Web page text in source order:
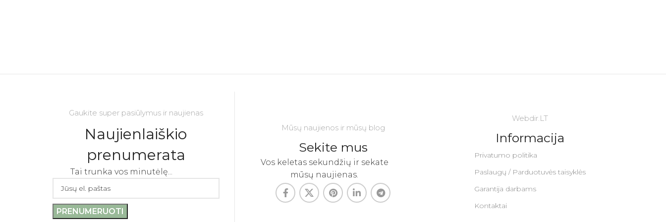
Gaukite super pasiūlymus ir naujienas
Naujienlaiškio
prenumerata
Tai trunka vos minutėlę...
Mūsų naujienos ir mūsų blog
Sekite mus
Vos keletas sekundžių ir sekate
mūsų naujienas.
Webdir.LT
Informacija
Privatumo politika
Paslaugų / Parduotuvės taisyklės
Garantija darbams
Kontaktai